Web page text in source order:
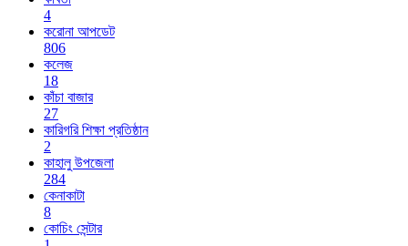
4
করোনা আপডেট
806
কলেজ
18
কাঁচা বাজার
27
কারিগরি শিক্ষা প্রতিষ্ঠান
2
কাহালু উপজেলা
284
কেনাকাটা
8
কোচিং সেন্টার